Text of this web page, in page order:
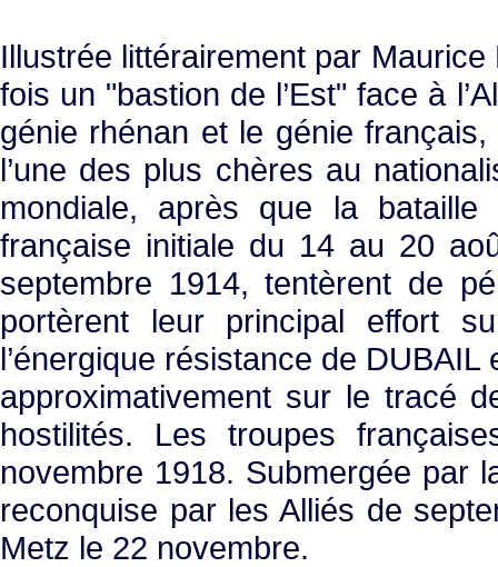
Illustrée littérairement par
fois un "bastion de l’Est" face à
génie rhénan et le génie
l’une des plus chères au
mondiale, après que la
française initiale du 14 au 20
septembre 1914, tentèrent de
portèrent leur principal effort
l’énergique résistance de
approximativement sur le tracé
hostilités. Les troupes
novembre 1918. Submergée par
reconquise par les Alliés de
Metz le 22 novembre.